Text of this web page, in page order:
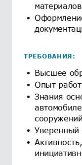
ТРЕБОВАНИЯ:
Высшее
Опыт
Знания
Уверенный